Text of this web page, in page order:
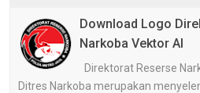
Download Logo
Narkoba Vektor AI
Direktorat Reserse
Ditres Narkoba merupakan